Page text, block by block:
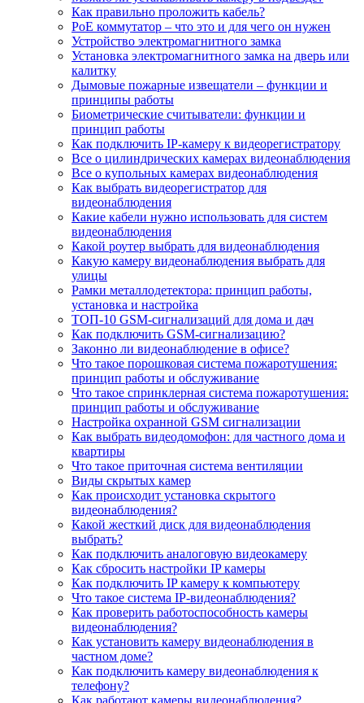
Как правильно проложить кабель?
PoE коммутатор – что это и для чего он нужен
Устройство электромагнитного замка
Установка электромагнитного замка на дверь или
калитку
Дымовые пожарные извещатели – функции и
принципы работы
Биометрические считыватели: функции и
принцип работы
Как подключить IP-камеру к видеорегистратору
Все о цилиндрических камерах видеонаблюдения
Все о купольных камерах видеонаблюдения
Как выбрать видеорегистратор для
видеонаблюдения
Какие кабели нужно использовать для систем
видеонаблюдения
Какой роутер выбрать для видеонаблюдения
Какую камеру видеонаблюдения выбрать для
улицы
Рамки металлодетектора: принцип работы,
установка и настройка
ТОП-10 GSM-сигнализаций для дома и дач
Как подключить GSM-сигнализацию?
Законно ли видеонаблюдение в офисе?
Что такое порошковая система пожаротушения:
принцип работы и обслуживание
Что такое спринклерная система пожаротушения:
принцип работы и обслуживание
Настройка охранной GSM сигнализации
Как выбрать видеодомофон: для частного дома и
квартиры
Что такое приточная система вентиляции
Виды скрытых камер
Как происходит установка скрытого
видеонаблюдения?
Какой жесткий диск для видеонаблюдения
выбрать?
Как подключить аналоговую видеокамеру
Как сбросить настройки IP камеры
Как подключить IP камеру к компьютеру
Что такое система IP-видеонаблюдения?
Как проверить работоспособность камеры
видеонаблюдения?
Как установить камеру видеонаблюдения в
частном доме?
Как подключить камеру видеонаблюдения к
телефону?
Как работают камеры видеонаблюдения?